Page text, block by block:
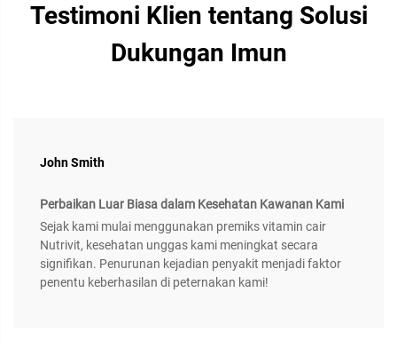
Testimoni Klien tentang Solusi
Dukungan Imun
John Smith
Perbaikan Luar Biasa dalam Kesehatan Kawanan Kami
Sejak kami mulai menggunakan premiks vitamin cair
Nutrivit, kesehatan unggas kami meningkat secara
signifikan. Penurunan kejadian penyakit menjadi faktor
penentu keberhasilan di peternakan kami!